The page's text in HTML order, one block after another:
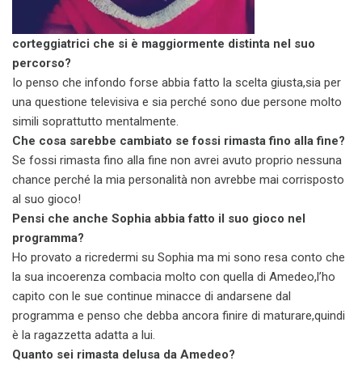
corteggiatrici che si è maggiormente distinta nel suo
percorso?
Io penso che infondo forse abbia fatto la scelta giusta,sia per
una questione televisiva e sia perché sono due persone molto
simili soprattutto mentalmente.
Che cosa sarebbe cambiato se fossi rimasta fino alla fine?
Se fossi rimasta fino alla fine non avrei avuto proprio nessuna
chance perché la mia personalità non avrebbe mai corrisposto
al suo gioco!
Pensi che anche Sophia abbia fatto il suo gioco nel
programma?
Ho provato a ricredermi su Sophia ma mi sono resa conto che
la sua incoerenza combacia molto con quella di Amedeo,l’ho
capito con le sue continue minacce di andarsene dal
programma e penso che debba ancora finire di maturare,quindi
è la ragazzetta adatta a lui.
Quanto sei rimasta delusa da Amedeo?